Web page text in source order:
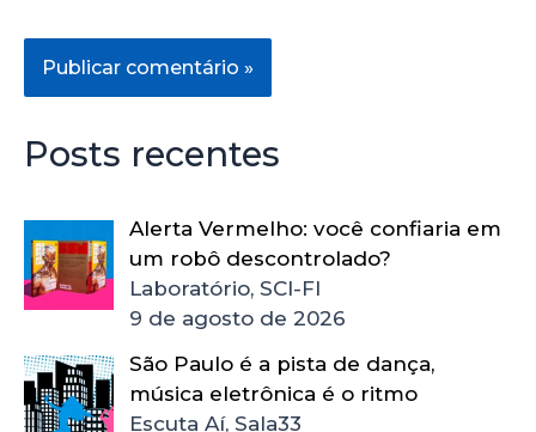
Posts recentes
Alerta Vermelho: você confiaria em
um robô descontrolado?
Laboratório, SCI-FI
9 de agosto de 2026
São Paulo é a pista de dança,
música eletrônica é o ritmo
Escuta Aí, Sala33